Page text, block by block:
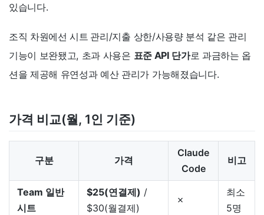
있습니다.
조직 차원에선 시트 관리/지출 상한/사용량 분석 같은 관리
기능이 보완됐고, 초과 사용은 표준 API 단가로 과금하는 옵
션을 제공해 유연성과 예산 관리가 가능해졌습니다.
가격 비교(월, 1인 기준)
구분 가격
Claude
Code
비고
Team 일반
시트
$25(연결제) /
$30(월결제)
✗
최소
5명